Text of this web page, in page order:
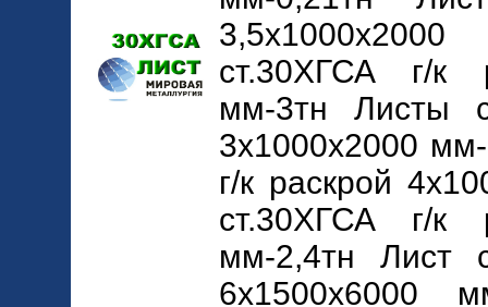
ст.30ХГСА г/к
мм-3тн Листы
3х1000х2000
г/к раскрой
ст.30ХГСА г/к
мм-2,4тн Лист
6х1500х6000